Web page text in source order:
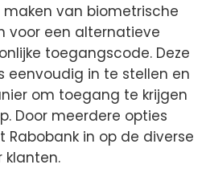
maken van biometrische
voor een alternatieve
toegangscode. Deze
eenvoudig in te stellen en
om toegang te krijgen
Door meerdere opties
Rabobank in op de diverse
klanten.